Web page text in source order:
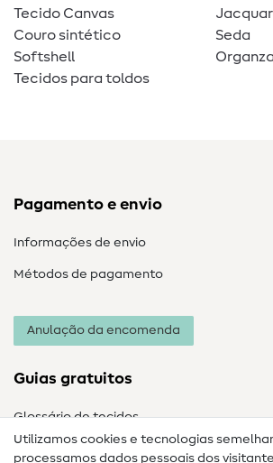
Tecido Canvas
Couro sintético
Softshell
Tecidos para toldos
Seda
Organza
Pagamento e envio
Informações de envio
Métodos de pagamento
Anulação da encomenda
Guias gratuitos
Glossário de tecidos
Utilizamos cookies e tecnologias
processamos dados pessoais dos